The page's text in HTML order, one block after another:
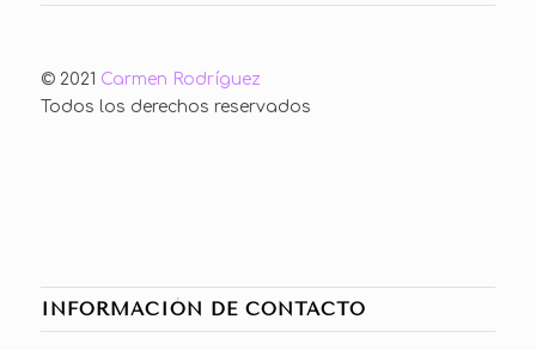
© 2021 Carmen Rodríguez
Todos los derechos reservados
INFORMACIÓN DE CONTACTO